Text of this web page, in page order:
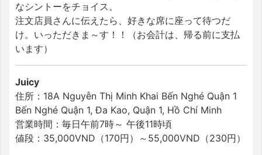
なシントーをチョイス。
注文店員さんに伝えたら、好きな席に座って待つだ
け。いっただきま～す！！（お会計は、帰る前に支払
います）
Juicy
住所：18A Nguyễn Thị Minh Khai Bến Nghé Quận 1
Bến Nghé Quận 1, Đa Kao, Quận 1, Hồ Chí Minh
営業時間：毎日午前7時～ 午後11時頃
値段：35,000VND（170円）～55,000VND（230円）